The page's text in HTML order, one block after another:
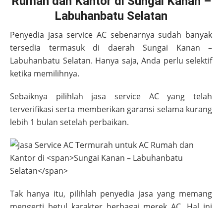
Labuhanbatu Selatan
Penyedia jasa service AC sebenarnya sudah banyak
tersedia termasuk di daerah Sungai Kanan –
Labuhanbatu Selatan. Hanya saja, Anda perlu selektif
ketika memilihnya.
Sebaiknya pilihlah jasa service AC yang telah
terverifikasi serta memberikan garansi selama kurang
lebih 1 bulan setelah perbaikan.
Tak hanya itu, pilihlah penyedia jasa yang memang